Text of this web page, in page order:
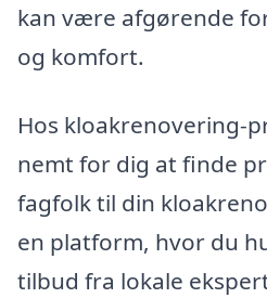
kan være afgørende
og komfort.
Hos kloakrenovering-
nemt for dig at finde
fagfolk til din
en platform, hvor du
tilbud fra lokale